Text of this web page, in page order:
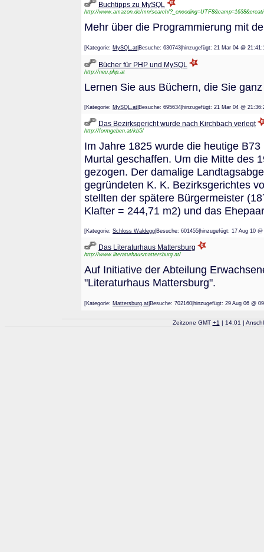
Buchtipps zu MySQL
http://www.amazon.de/mn/search/
Mehr über die Programmierung mit
[Kategorie: MySQL.at |Besuche: 630743|hinzugefügt: 21 Mar 04 @
Bücher für PHP und MySQL
http://neu.php.at
Lernen Sie aus Büchern, die Sie
[Kategorie: MySQL.at |Besuche: 695634|hinzugefügt: 21 Mar 04 @
Das Bezirksgericht wurde nach Kirchbach verlegt
http://formgeben.at/kb5/
Im Jahre 1825 wurde die heutige
Murtal geschaffen. Um die Mitte des
gezogen. Der damalige
gegründeten K. K. Bezirksgerichtes
stellten der spätere Bürgermeister
Klafter = 244,71 m2) und das
[Kategorie: Schloss Waldegg |Besuche: 601455|hinzugefügt: 17
Das Literaturhaus Mattersburg
http://www.literaturhausmattersburg.at/
Auf Initiative der Abteilung
"Literaturhaus Mattersburg".
[Kategorie: Mattersburg.at |Besuche: 702160|hinzugefügt: 29 Aug
Zeitzone GMT +1 | 14:01 |